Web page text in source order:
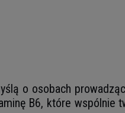
o osobach
B6, które wspólnie